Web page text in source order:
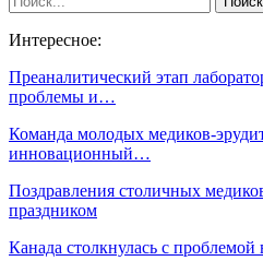
Интересное:
Преаналитический этап
проблемы и…
Команда молодых медиков-
инновационный…
Поздравления столичных
праздником
Канада столкнулась с проблемой